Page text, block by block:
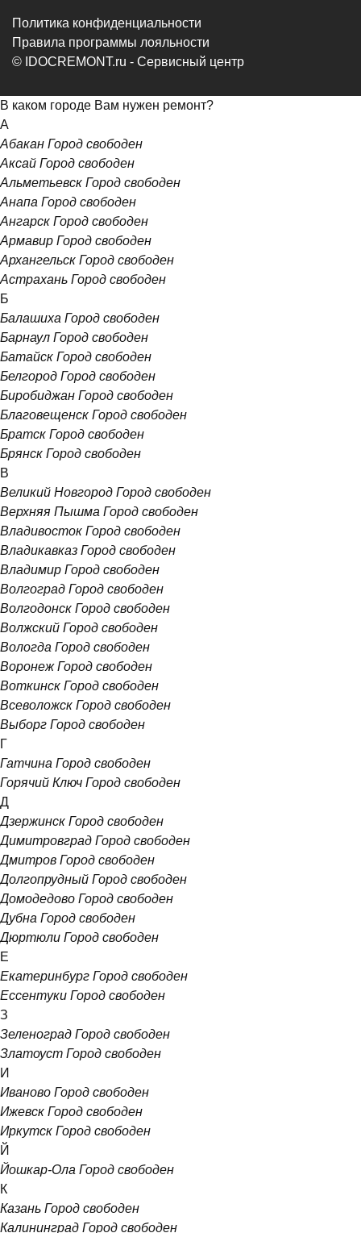
Политика конфиденциальности
Правила программы лояльности
© IDOCREMONT.ru - Сервисный центр
В каком городе Вам нужен ремонт?
А
Абакан Город свободен
Аксай Город свободен
Альметьевск Город свободен
Анапа Город свободен
Ангарск Город свободен
Армавир Город свободен
Архангельск Город свободен
Астрахань Город свободен
Б
Балашиха Город свободен
Барнаул Город свободен
Батайск Город свободен
Белгород Город свободен
Биробиджан Город свободен
Благовещенск Город свободен
Братск Город свободен
Брянск Город свободен
В
Великий Новгород Город свободен
Верхняя Пышма Город свободен
Владивосток Город свободен
Владикавказ Город свободен
Владимир Город свободен
Волгоград Город свободен
Волгодонск Город свободен
Волжский Город свободен
Вологда Город свободен
Воронеж Город свободен
Воткинск Город свободен
Всеволожск Город свободен
Выборг Город свободен
Г
Гатчина Город свободен
Горячий Ключ Город свободен
Д
Дзержинск Город свободен
Димитровград Город свободен
Дмитров Город свободен
Долгопрудный Город свободен
Домодедово Город свободен
Дубна Город свободен
Дюртюли Город свободен
Е
Екатеринбург Город свободен
Ессентуки Город свободен
З
Зеленоград Город свободен
Златоуст Город свободен
И
Иваново Город свободен
Ижевск Город свободен
Иркутск Город свободен
Й
Йошкар-Ола Город свободен
К
Казань Город свободен
Калининград Город свободен